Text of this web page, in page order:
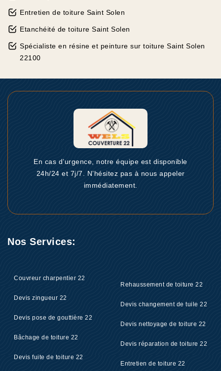
Entretien de toiture Saint Solen
Etanchéité de toiture Saint Solen
Spécialiste en résine et peinture sur toiture Saint Solen
22100
En cas d’urgence, notre équipe est disponible
24h/24 et 7j/7. N’hésitez pas à nous appeler
immédiatement.
Nos Services:
Couvreur charpentier 22
Devis zingueur 22
Devis pose de gouttière 22
Bâchage de toiture 22
Devis fuite de toiture 22
Rehaussement de toiture 22
Devis changement de tuile 22
Devis nettoyage de toiture 22
Devis réparation de toiture 22
Entretien de toiture 22